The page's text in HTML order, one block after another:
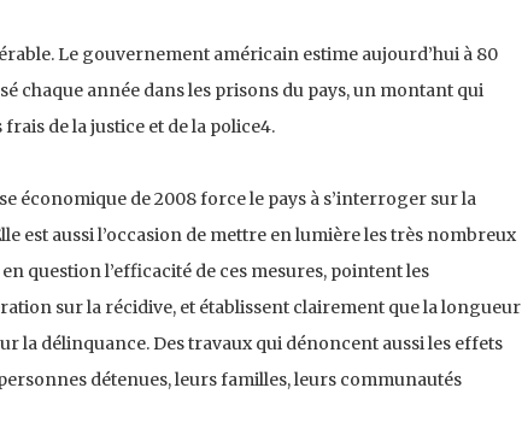
Le gouvernement américain estime aujourd’hui à 80
chaque année dans les prisons du pays, un montant qui
de la justice et de la police4.
économique de 2008 force le pays à s’interroger sur la
est aussi l’occasion de mettre en lumière les très nombreux
question l’efficacité de ces mesures, pointent les
sur la récidive, et établissent clairement que la longueur
la délinquance. Des travaux qui dénoncent aussi les effets
détenues, leurs familles, leurs communautés